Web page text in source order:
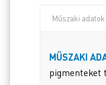
Műszaki adatok
MŰSZAKI
pigmenteket